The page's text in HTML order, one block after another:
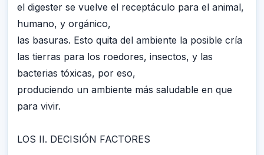
el digester se vuelve el receptáculo para el animal,
humano, y orgánico,
las basuras. Esto quita del ambiente la posible cría
las tierras para los roedores, insectos, y las
bacterias tóxicas, por eso,
produciendo un ambiente más saludable en que
para vivir.
LOS II. DECISIÓN FACTORES